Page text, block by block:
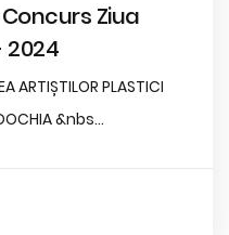
Ziua
PLASTICI
&nbs...